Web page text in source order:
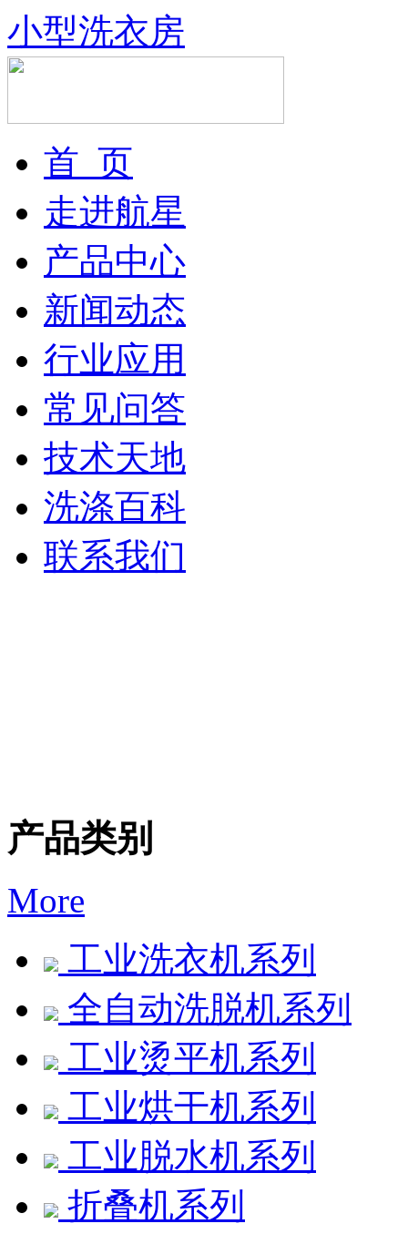
小型洗衣房
首 页
走进航星
产品中心
新闻动态
行业应用
常见问答
技术天地
洗涤百科
联系我们
产品类别
More
工业洗衣机系列
全自动洗脱机系列
工业烫平机系列
工业烘干机系列
工业脱水机系列
折叠机系列